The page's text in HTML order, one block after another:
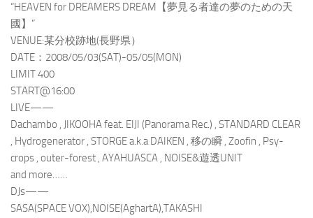
“HEAVEN for DREAMERS DREAM【夢見る者達の夢のための天
國】”
VENUE:某分校跡地(長野県）
DATE：2008/05/03(SAT)-05/05(MON)
LIMIT 400
START@16:00
LIVE——
Dachambo , JIKOOHA feat. EIJI (Panorama Rec.) , STANDARD CLEAR
, Hydrogenerator , STORGE a.k.a DAIKEN , 移の瞬 , Zoofin , Psy-
crops , outer-forest , AYAHUASCA , NOISE&遊透UNIT
and more……
DJs——
SASA(SPACE VOX),NOISE(AghartA),TAKASHI